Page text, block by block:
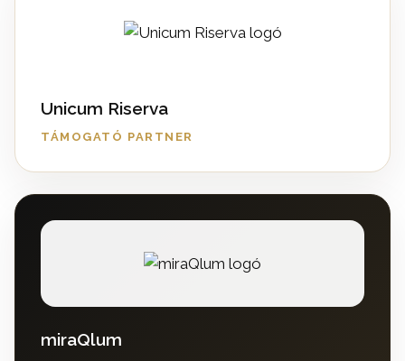
Unicum Riserva
TÁMOGATÓ PARTNER
miraQlum